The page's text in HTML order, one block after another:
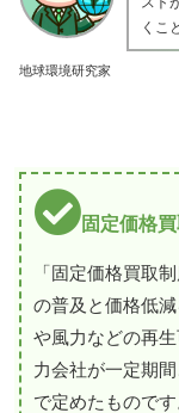
地球環境研究家
くこ
固定価格
「固定価格買取
の普及と価格低
や風力などの再
力会社が一定期
で定めたもので